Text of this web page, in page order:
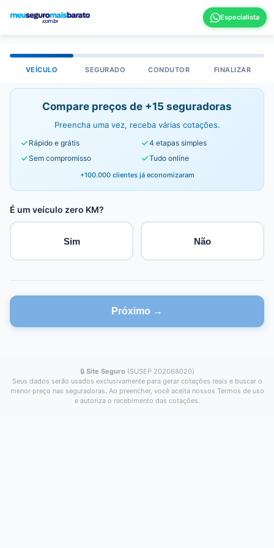
VEÍCULO SEGURADO CONDUTOR FINALIZAR
Compare preços de +15 seguradoras
Preencha uma vez, receba várias cotações.
Rápido e grátis
4 etapas simples
Sem compromisso
Tudo online
+100.000 clientes já economizaram
É um veículo zero KM?
Sim Não
Próximo →
🔒 Site Seguro (SUSEP 202068020)
Seus dados serão usados exclusivamente para gerar cotações reais e buscar o
menor preço nas seguradoras. Ao preencher, você aceita nossos Termos de uso
e autoriza o recebimento das cotações.